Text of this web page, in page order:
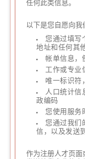
任何此类信息。
以下是您自愿向我
您通过填写
地址和任何其
帐单信息，
工作或专
唯一标识符
人口统计信
政编码
您使用服务
您通过我们
信，以及发
作为注册人才页面